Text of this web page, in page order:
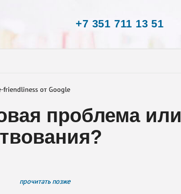
+7 351 711 13 51
friendliness от Google
проблема или
прочитать позже